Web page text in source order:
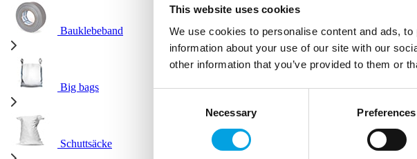
This website uses cookies
We use cookies to personalise content and ads,
information about your use of our site with our
other information that you’ve provided to them or
Necessary Preferences
Bauklebeband
Big bags
Schuttsäcke